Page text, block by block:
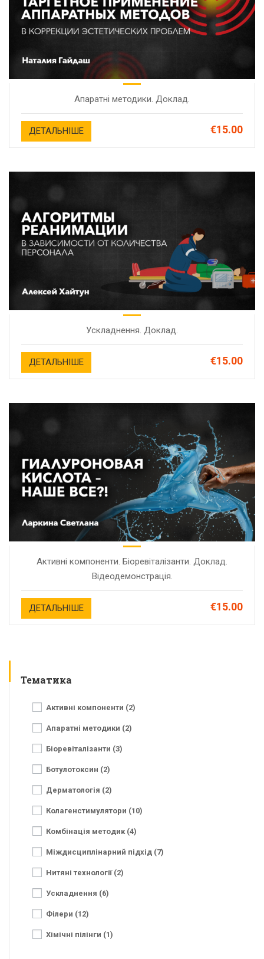
Апаратні методики. Доклад.
ДЕТАЛЬНІШЕ €15.00
Ускладнення. Доклад.
ДЕТАЛЬНІШЕ €15.00
Активні компоненти. Біоревіталізанти. Доклад.
Відеодемонстрація.
ДЕТАЛЬНІШЕ €15.00
Тематика
Активні компоненти (2)
Апаратні методики (2)
Біоревіталізанти (3)
Ботулотоксин (2)
Дерматологія (2)
Колагенстимулятори (10)
Комбінація методик (4)
Міждисциплінарний підхід (7)
Нитяні технології (2)
Ускладнення (6)
Філери (12)
Хімічні пілінги (1)